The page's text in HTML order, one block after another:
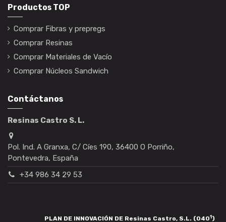
Productos TOP
Comprar Fibras y prepregs
Comprar Resinas
Comprar Materiales de Vacío
Comprar Núcleos Sandwich
Contáctanos
Resinas Castro S. L.
Pol. Ind. A Granxa, C/ Cíes 190, 36400 O Porriño,
Pontevedra, España
+34 986 34 29 53
PLAN DE INNOVACIÓN DE Resinas Castro, S.L. (0401)